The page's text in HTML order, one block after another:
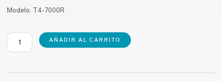
Modelo: T4-7000R
ONE
7000R
AÑADIR AL CARRITO